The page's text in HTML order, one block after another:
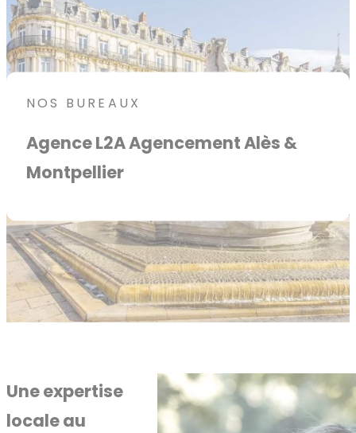
NOS BUREAUX
Agence L2A Agencement Alès &
Montpellier
Une expertise
locale au